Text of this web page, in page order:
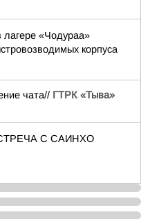
«Чодураа»
корпуса
чата// ГТРК «Тыва»
С САИНХО